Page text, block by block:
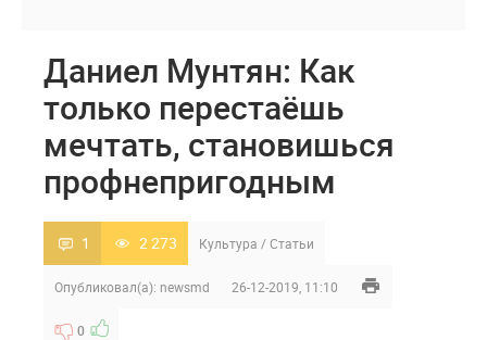
Даниел Мунтян: Как
только перестаёшь
мечтать, становишься
профнепригодным
1 2 273 Культура /Статьи
Опубликовал(а): newsmd 26-12-2019, 11:10
0